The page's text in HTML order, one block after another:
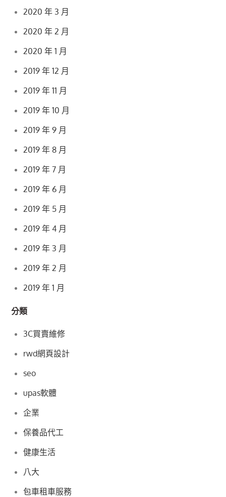
2020 年 3 月
2020 年 2 月
2020 年 1 月
2019 年 12 月
2019 年 11 月
2019 年 10 月
2019 年 9 月
2019 年 8 月
2019 年 7 月
2019 年 6 月
2019 年 5 月
2019 年 4 月
2019 年 3 月
2019 年 2 月
2019 年 1 月
分類
3C買賣維修
rwd網頁設計
seo
upas軟體
企業
保養品代工
健康生活
八大
包車租車服務